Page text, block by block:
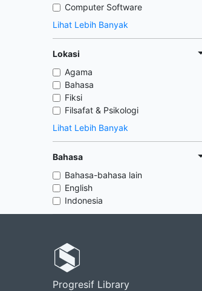
Computer Software
Lihat Lebih Banyak
Lokasi
Agama
Bahasa
Fiksi
Filsafat & Psikologi
Lihat Lebih Banyak
Bahasa
Bahasa-bahasa lain
English
Indonesia
Progresif Library